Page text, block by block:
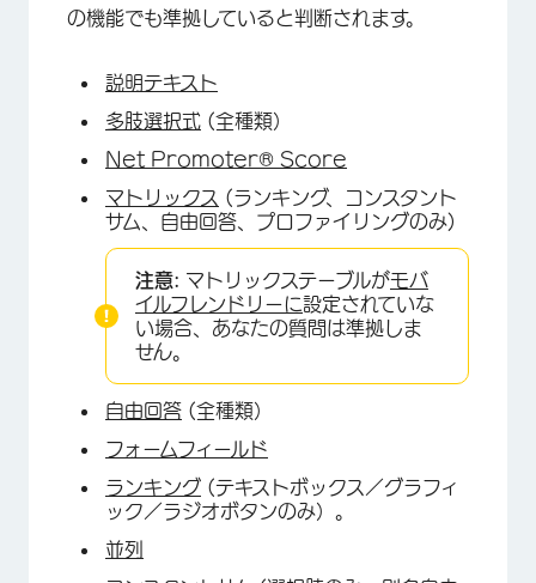
の機能でも準拠していると判断されます。
説明テキスト
多肢選択式 (全種類）
Net Promoter® Score
マトリックス (ランキング、コンスタント
サム、自由回答、プロファイリングのみ)
注意: マトリックステーブルがモバ
イルフレンドリーに設定されていな
い場合、あなたの質問は準拠しま
せん。
自由回答 (全種類）
フォームフィールド
ランキング (テキストボックス／グラフィ
ック／ラジオボタンのみ）。
並列